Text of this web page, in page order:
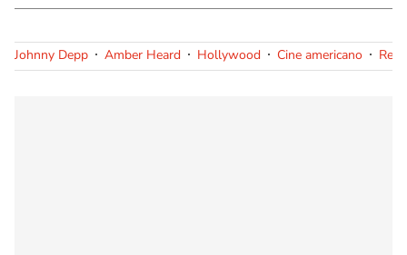
Johnny Depp Amber Heard Hollywood Cine americano